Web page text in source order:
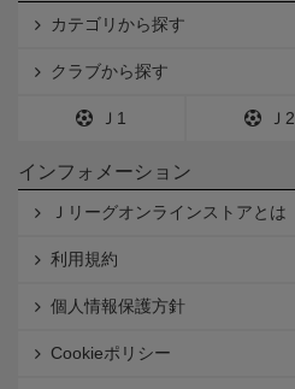
カテゴリから探す
クラブから探す
Ｊ1 Ｊ2
インフォメーション
Ｊリーグオンラインストアとは
利用規約
個人情報保護方針
Cookieポリシー